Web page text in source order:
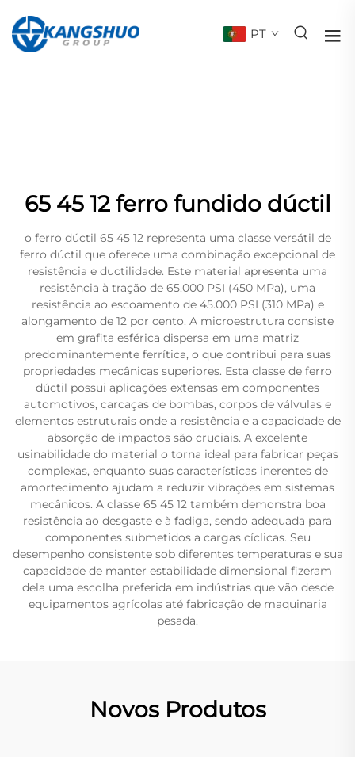
PT
65 45 12 ferro fundido dúctil
o ferro dúctil 65 45 12 representa uma classe versátil de
ferro dúctil que oferece uma combinação excepcional de
resistência e ductilidade. Este material apresenta uma
resistência à tração de 65.000 PSI (450 MPa), uma
resistência ao escoamento de 45.000 PSI (310 MPa) e
alongamento de 12 por cento. A microestrutura consiste
em grafita esférica dispersa em uma matriz
predominantemente ferrítica, o que contribui para suas
propriedades mecânicas superiores. Esta classe de ferro
dúctil possui aplicações extensas em componentes
automotivos, carcaças de bombas, corpos de válvulas e
elementos estruturais onde a resistência e a capacidade de
absorção de impactos são cruciais. A excelente
usinabilidade do material o torna ideal para fabricar peças
complexas, enquanto suas características inerentes de
amortecimento ajudam a reduzir vibrações em sistemas
mecânicos. A classe 65 45 12 também demonstra boa
resistência ao desgaste e à fadiga, sendo adequada para
componentes submetidos a cargas cíclicas. Seu
desempenho consistente sob diferentes temperaturas e sua
capacidade de manter estabilidade dimensional fizeram
dela uma escolha preferida em indústrias que vão desde
equipamentos agrícolas até fabricação de maquinaria
pesada.
Novos Produtos